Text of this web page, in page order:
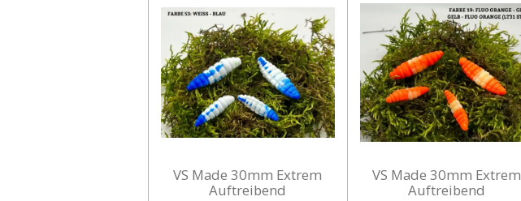
VS Made 30mm Extrem
Auftreibend
VS Made 30mm Extrem
Auftreibend